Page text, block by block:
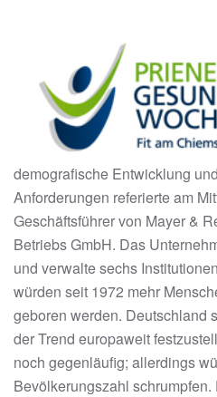
demografische Entwicklung
Anforderungen referierte am
Geschäftsführer von Mayer &
Betriebs GmbH. Das
und verwalte sechs
würden seit 1972 mehr
geboren werden. Deutschland
der Trend europaweit
noch gegenläufig; allerdings
Bevölkerungszahl